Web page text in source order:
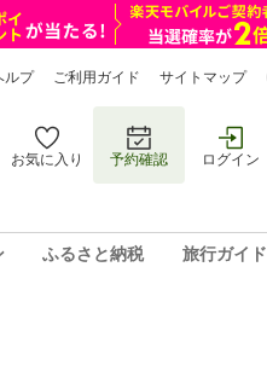
ルプ ご利用ガイド サイトマップ
お気に入り 予約確認 ログイン
ふるさと納税 旅行ガイド